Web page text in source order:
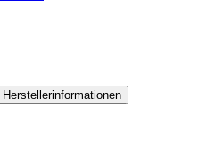
Herstellerinformationen